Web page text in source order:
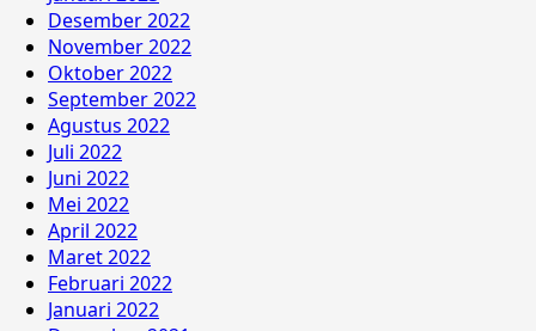
Desember 2022
November 2022
Oktober 2022
September 2022
Agustus 2022
Juli 2022
Juni 2022
Mei 2022
April 2022
Maret 2022
Februari 2022
Januari 2022